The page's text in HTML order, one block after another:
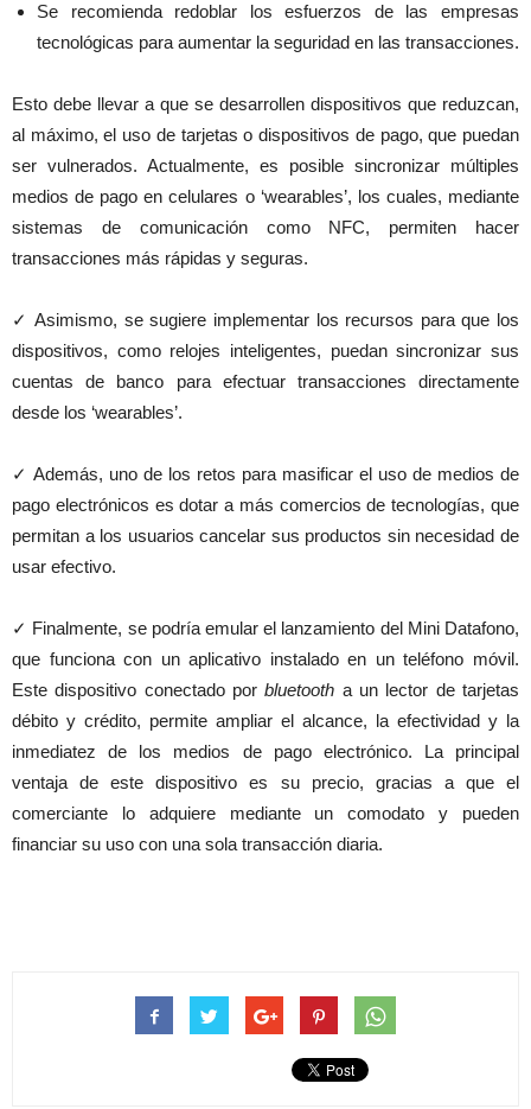
Se recomienda redoblar los esfuerzos de las empresas
tecnológicas para aumentar la seguridad en las transacciones.
Esto debe llevar a que se desarrollen dispositivos que reduzcan,
al máximo, el uso de tarjetas o dispositivos de pago, que puedan
ser vulnerados. Actualmente, es posible sincronizar múltiples
medios de pago en celulares o ‘wearables’, los cuales, mediante
sistemas de comunicación como NFC, permiten hacer
transacciones más rápidas y seguras.
✓ Asimismo, se sugiere implementar los recursos para que los
dispositivos, como relojes inteligentes, puedan sincronizar sus
cuentas de banco para efectuar transacciones directamente
desde los ‘wearables’.
✓ Además, uno de los retos para masificar el uso de medios de
pago electrónicos es dotar a más comercios de tecnologías, que
permitan a los usuarios cancelar sus productos sin necesidad de
usar efectivo.
✓ Finalmente, se podría emular el lanzamiento del Mini Datafono,
que funciona con un aplicativo instalado en un teléfono móvil.
Este dispositivo conectado porbluetooth a un lector de tarjetas
débito y crédito, permite ampliar el alcance, la efectividad y la
inmediatez de los medios de pago electrónico. La principal
ventaja de este dispositivo es su precio, gracias a que el
comerciante lo adquiere mediante un comodato y pueden
financiar su uso con una sola transacción diaria.